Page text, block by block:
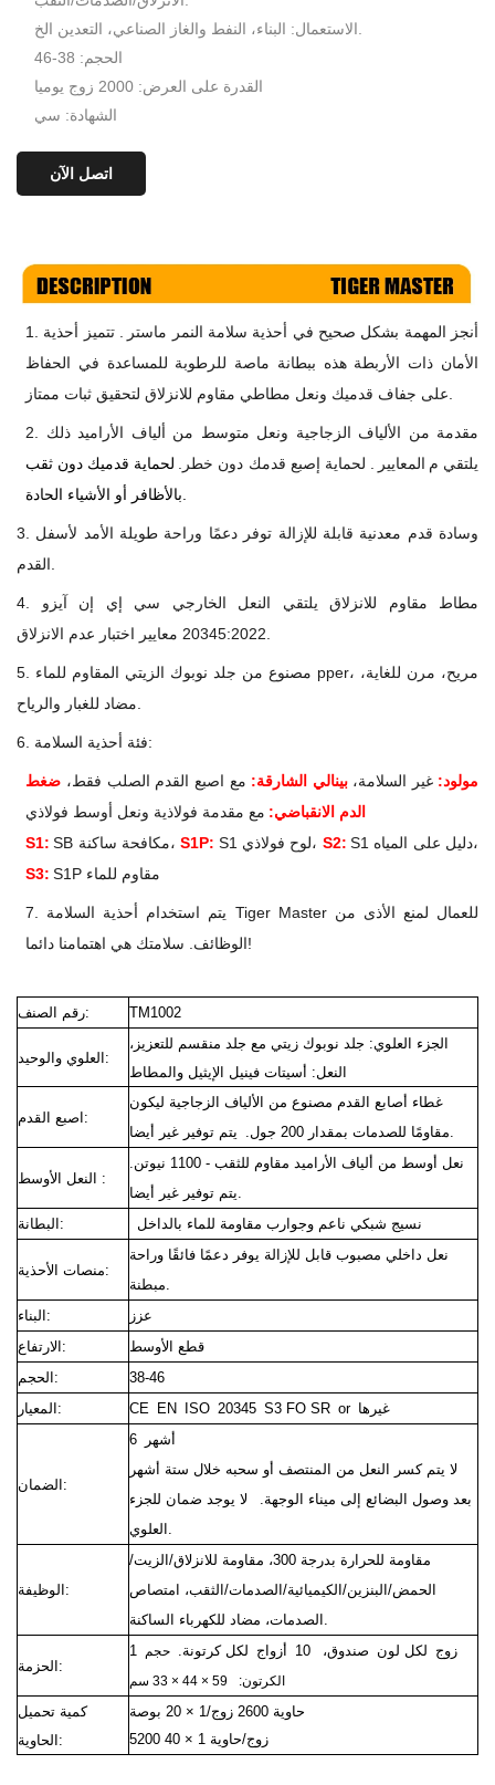
الحجم: 38-46
القدرة على العرض: 2000 زوج يوميا
الشهادة: سي
اتصل الآن
1. أنجز المهمة بشكل صحيح في أحذية سلامة النمر ماستر . تتميز أحذية
الأمان ذات الأربطة هذه ببطانة ماصة للرطوبة للمساعدة في الحفاظ
على جفاف قدميك ونعل مطاطي مقاوم للانزلاق لتحقيق ثبات ممتاز.
2. مقدمة من الألياف الزجاجية ونعل متوسط من ألياف الأراميدذلك
يلتقي م المعايير . لحماية إصبع قدمك دون خطر. لحماية قدميك دون ثقب
بالأظافر أو الأشياء الحادة.
3. وسادة قدم معدنية قابلة للإزالة توفر دعمًا وراحة طويلة الأمد لأسفل
القدم.
4. مطاط مقاوم للانزلاق يلتقي النعل الخارجي سي إي إن آيزو
20345:2022معايير اختبار عدم الانزلاق.
5. مصنوع من جلد نوبوك الزيتي المقاوم للماء pper، مريح، مرن للغاية،
مضاد للغبار والرياح.
6. فئة أحذية السلامة:
مولود: غير السلامة،بينالي الشارقة: مع اصبع القدم الصلب فقط، ضغط
الدم الانقباضي: مع مقدمة فولاذية ونعل أوسط فولاذي
S1:
SB مكافحة ساكنة،S1P: S1 لوح فولاذي، S2:
S1 دليل على المياه،
S3:
S1P مقاوم للماء
7. يتم استخدام أحذية السلامة Tiger Master للعمال لمنع الأذى من
الوظائف. سلامتك هي اهتمامنا دائما!
رقم الصنف: TM1002
العلوي والوحيد:
الجزء العلوي: جلد نوبوك زيتي مع جلد منقسم للتعزيز،
النعل: أسيتات فينيل الإيثيل والمطاط
اصبع القدم:
غطاء أصابع القدم مصنوع من الألياف الزجاجية ليكون
مقاومًا للصدمات بمقدار 200 جول. يتم توفير غير أيضا.
النعل الأوسط :
نعل أوسط من ألياف الأراميد مقاوم للثقب - 1100 نيوتن.
يتم توفير غير أيضا.
البطانة:
نسيج شبكي ناعم وجوارب مقاومة للماء بالداخل
منصات الأحذية:
نعل داخلي مصبوب قابل للإزالة يوفر دعمًا فائقًا وراحة
مبطنة.
البناء:
عزز
الارتفاع:
قطع الأوسط
الحجم:
38-46
المعيار:
CE EN ISO 20345 S3 FO SR or غيرها
الضمان:
6 أشهر
لا يتم كسر النعل من المنتصف أو سحبه خلال ستة أشهر
بعد وصول البضائع إلى ميناء الوجهة.
لا يوجد ضمان للجزء
العلوي.
الوظيفة:
مقاومة للحرارة بدرجة 300، مقاومة للانزلاق/الزيت/
الحمض/البنزين/الكيميائية/الصدمات/الثقب، امتصاص
الصدمات، مضاد للكهرباء الساكنة.
الحزمة:
1 زوج لكل لون صندوق، 10 أزواج لكل كرتونة.
حجم
الكرتون:
59 × 44 × 33 سم
كمية تحميل
الحاوية:
حاوية 2600 زوج/1 × 20 بوصة
5200 زوج/حاوية 1 × 40